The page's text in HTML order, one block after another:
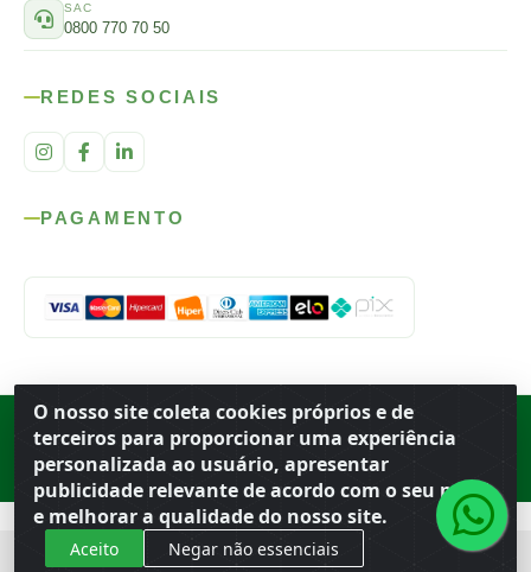
O nosso site coleta cookies próprios e de
terceiros para proporcionar uma experiência
personalizada ao usuário, apresentar
publicidade relevante de acordo com o seu perfil
e melhorar a qualidade do nosso site.
Aceito Negar não essenciais
SAC
0800 770 70 50
REDES SOCIAIS
PAGAMENTO
Rod. SP-215, s/n, km 98 — Área Rural Porto Ferreira ·BR
· CEP
· CNPJ 56.679.863/0001-91
© 2026 Atacado Ideal